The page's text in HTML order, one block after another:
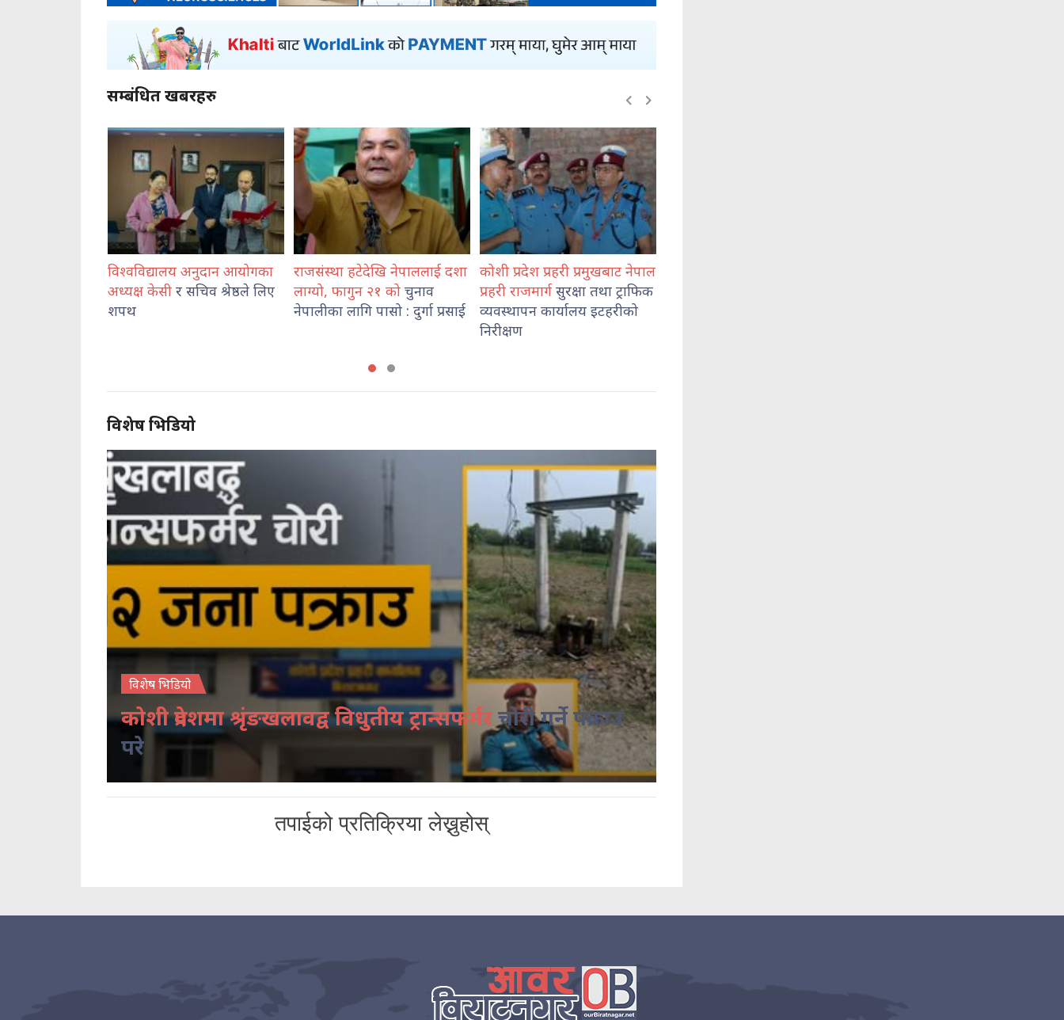
सम्बंधित खबरहरु
अनुदान आयोगका
र सचिव श्रेष्ठले लिए
राजसंस्था हटेदेखि नेपाललाई दशा
लाग्यो, फागुन २१ को चुनाव
नेपालीका लागि पासो : दुर्गा प्रसाई
कोशी प्रदेश प्रहरी प्रमुखबाट नेपाल
प्रहरी राजमार्ग सुरक्षा तथा ट्राफिक
व्यवस्थापन कार्यालय इटहरीको
भेडेटारबाट ६४७ किलो गाँजासहित
दुई जना पक्राउ
विशेष भिडियो
विशेष भिडियो
कोशी प्रदेशमा श्रृंङखलावद्व विधुतीय ट्रान्सफर्मरचोरी गर्ने पक्राउ
परे
तपाईको प्रतिक्रिया लेख्नुहोस्